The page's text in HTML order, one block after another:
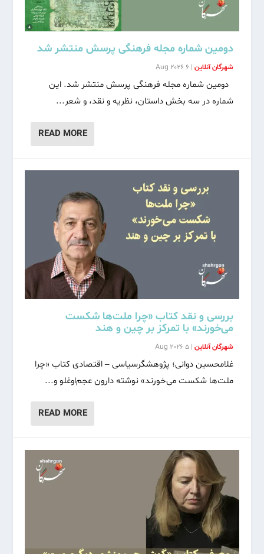
دومین شماره مجله فرهنگی پرسش منتشر شد
شهرگان آنلاین |
6 Aug 2026
دومین شماره مجله فرهنگی پرسش منتشر شد. این
شماره در سه بخش داستان،‌ نظریه و نقد، و شعر...
READ MORE
بررسی و نقد کتاب «چرا ملت‌ها شکست
می‌خورند» با تمرکز بر چین و هند
شهرگان آنلاین |
5 Aug 2026
غلامحسین دوانی؛ پژوهشگرسیاسی – اقتصادی کتاب «چرا
ملت‌ها شکست می‌خورند» نوشته دارون عجم‌اوغلو و...
READ MORE